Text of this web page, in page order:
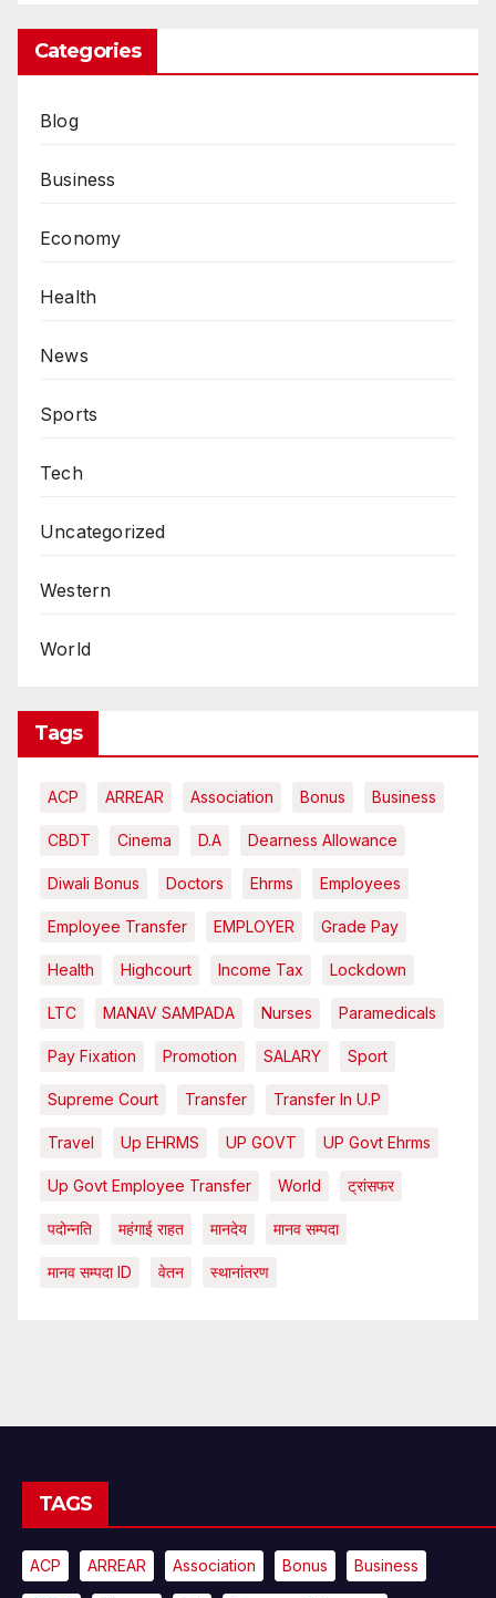
Categories
Blog
Business
Economy
Health
News
Sports
Tech
Uncategorized
Western
World
Tags
ACP ARREAR Association Bonus Business
CBDT Cinema D.A Dearness Allowance
Diwali Bonus Doctors Ehrms Employees
Employee Transfer EMPLOYER Grade Pay
Health Highcourt Income Tax Lockdown
LTC MANAV SAMPADA Nurses Paramedicals
Pay Fixation Promotion SALARY Sport
Supreme Court Transfer Transfer In U.P
Travel Up EHRMS UP GOVT UP Govt Ehrms
Up Govt Employee Transfer World ट्रांसफर
पदोन्नति महंगाई राहत मानदेय मानव सम्पदा
मानव सम्पदा ID वेतन स्थानांतरण
TAGS
ACP ARREAR Association Bonus Business